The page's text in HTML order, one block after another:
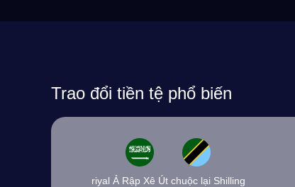
Trao đổi tiền tệ phổ biến
riyal Ả Rập Xê Út chuộc lại Shilling